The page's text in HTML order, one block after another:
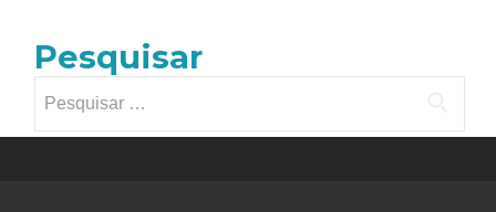
Pesquisar
por: